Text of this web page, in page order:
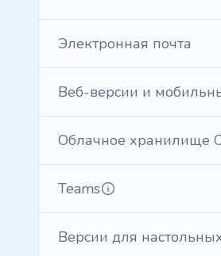
Электронная почта
Веб-версии и
Облачное хранилище
Teams
Версии для